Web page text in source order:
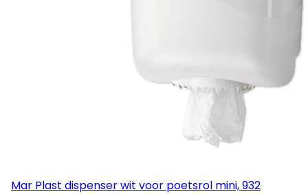
Mar Plast dispenser wit voor poetsrol mini, 932